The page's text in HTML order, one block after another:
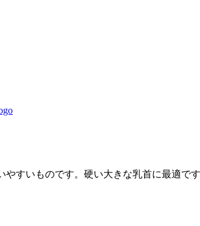
すいものです。硬い大きな乳首に最適です